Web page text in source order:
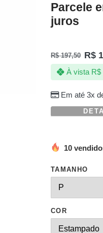
Parcele
juros
R$197,50 R$
Em até 3x
À vista R$
10
TAMANHO
COR